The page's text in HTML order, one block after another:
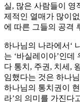
실, 많은 사람들이 영
제적인 열매가 많이
에 따른 그들의 공격
하나님의 나라에서‘
는 ‘바실레이아’인
다 통치, 주권, 치세,
임했다는 것은 하나
하나님의 통치권이
라’의 의미를 가진다